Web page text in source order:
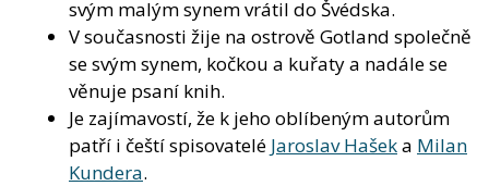
svým malým synem vrátil do Švédska.
V současnosti žije na ostrově Gotland společně
se svým synem, kočkou a kuřaty a nadále se
věnuje psaní knih.
Je zajímavostí, že k jeho oblíbeným autorům
patří i čeští spisovatelé Jaroslav Hašeka Milan
Kundera.